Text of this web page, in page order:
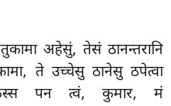
अहेसुं, तेसं ठानन्तरानि
ते उच्चेसु ठानेसु ठपेत्वा
पन त्वं, कुमार, मं